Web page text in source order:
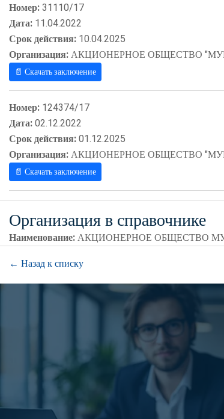
Номер:31110/17
Дата: 11.04.2022
Срок действия: 10.04.2025
Организация:АКЦИОНЕРНОЕ ОБЩЕСТВО
📄 Скачать заключение
Номер: 124374/17
Дата:02.12.2022
Срок действия:01.12.2025
Организация:АКЦИОНЕРНОЕ ОБЩЕСТВО
📄 Скачать заключение
Организация в справочнике
Наименование:АКЦИОНЕРНОЕ ОБЩЕСТВО
← Назад к списку